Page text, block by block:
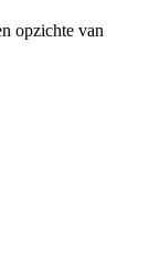
opzichte van